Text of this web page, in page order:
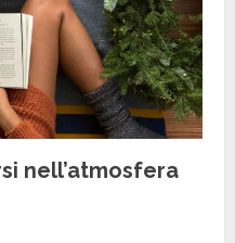
nell’atmosfera